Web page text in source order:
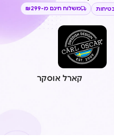
משלוח חינם מ-₪299
קארל אוסקר